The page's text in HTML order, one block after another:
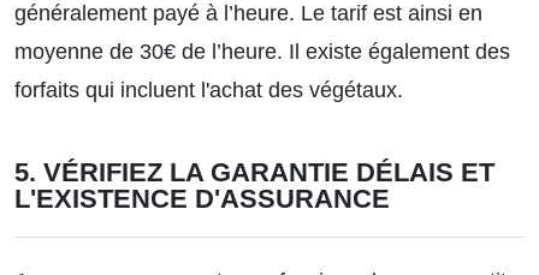
généralement payé à l’heure. Le tarif est ainsi en
moyenne de 30€ de l’heure. Il existe également des
forfaits qui incluent l'achat des végétaux.
5. VÉRIFIEZ LA GARANTIE DÉLAIS ET
L'EXISTENCE D'ASSURANCE